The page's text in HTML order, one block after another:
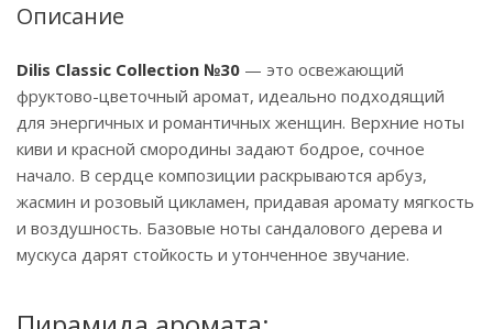
Описание
Dilis Classic Collection №30 — это освежающий
фруктово-цветочный аромат, идеально подходящий
для энергичных и романтичных женщин. Верхние ноты
киви и красной смородины задают бодрое, сочное
начало. В сердце композиции раскрываются арбуз,
жасмин и розовый цикламен, придавая аромату мягкость
и воздушность. Базовые ноты сандалового дерева и
мускуса дарят стойкость и утонченное звучание.